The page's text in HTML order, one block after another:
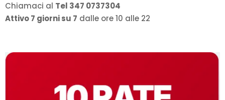
Chiamaci al Tel 347 0737304
Attivo 7 giorni su 7 dalle ore 10 alle 22